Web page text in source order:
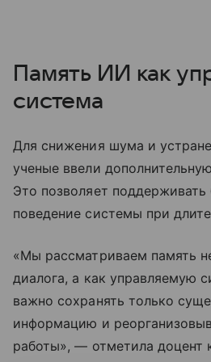
Память ИИ как
система
Для снижения шума и
ученые ввели
Это позволяет поддерживать
поведение системы при
«Мы рассматриваем память
диалога, а как управляемую
важно сохранять только
информацию и
работы», — отметила доцент